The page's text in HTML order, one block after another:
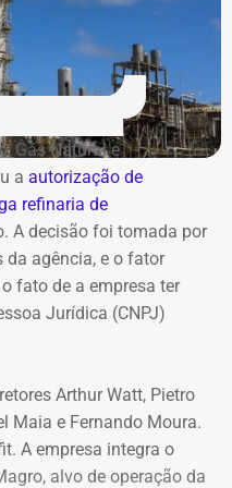
de bens em 2022 — Foto:
Há ainda um
do Rio de Janeiro,
Mercedes de
estão um Mercedes-
2,35 milhões, um
R$ 709 mil em “bens
mil em dinheiro em
Gás Natural e
a autorização de
refinaria de
A decisão foi tomada por
agência, e o fator
fato de a empresa ter
Jurídica (CNPJ)
Arthur Watt, Pietro
Maia e Fernando Moura.
A empresa integra o
alvo de operação da